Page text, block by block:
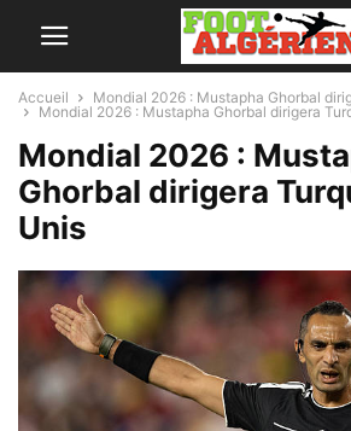
Accueil
Mondial 2026 : Mustapha Ghorbal
Mondial 2026 : Mustapha Ghorbal dirigera
Mondial 2026 :
Ghorbal dirigera
Unis